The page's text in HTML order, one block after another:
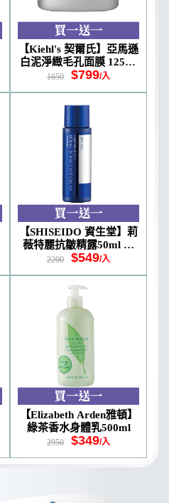
【Kiehl's 契爾氏】亞馬遜
白泥淨緻毛孔面膜 125ml
#新版
1650 $799/入
【SHISEIDO 資生堂】莉
薇特麗抗皺精露50ml 公
司貨
2200 $549/入
【Elizabeth Arden雅頓】
綠茶香水身體乳500ml
2950 $349/入